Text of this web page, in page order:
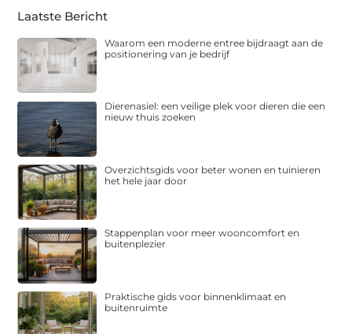
Laatste Bericht
Waarom een moderne entree bijdraagt aan de
positionering van je bedrijf
Dierenasiel: een veilige plek voor dieren die een
nieuw thuis zoeken
Overzichtsgids voor beter wonen en tuinieren
het hele jaar door
Stappenplan voor meer wooncomfort en
buitenplezier
Praktische gids voor binnenklimaat en
buitenruimte